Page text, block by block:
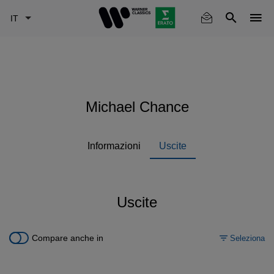
Michael Chance
Informazioni Uscite
Uscite
Compare anche in Seleziona